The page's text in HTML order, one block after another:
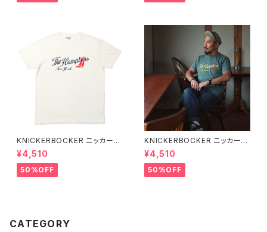
KNICKERBOCKER ニッカーボ
ッカー MILK ハンプトン Tシャ
ツ
¥4,510
50%OFF
KNICKERBOCKER ニッカーボ
ッカー GREEN ハンプトン Tシ
ャツ
¥4,510
50%OFF
CATEGORY